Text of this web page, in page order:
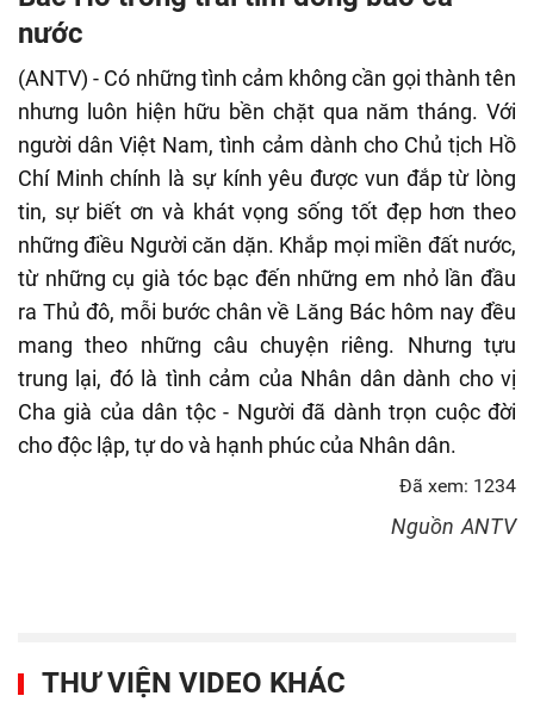
nước
(ANTV) - Có những tình cảm không cần gọi thành tên
nhưng luôn hiện hữu bền chặt qua năm tháng. Với
người dân Việt Nam, tình cảm dành cho Chủ tịch Hồ
Chí Minh chính là sự kính yêu được vun đắp từ lòng
tin, sự biết ơn và khát vọng sống tốt đẹp hơn theo
những điều Người căn dặn. Khắp mọi miền đất nước,
từ những cụ già tóc bạc đến những em nhỏ lần đầu
ra Thủ đô, mỗi bước chân về Lăng Bác hôm nay đều
mang theo những câu chuyện riêng. Nhưng tựu
trung lại, đó là tình cảm của Nhân dân dành cho vị
Cha già của dân tộc - Người đã dành trọn cuộc đời
cho độc lập, tự do và hạnh phúc của Nhân dân.
Đã xem: 1234
Nguồn ANTV
THƯ VIỆN VIDEO KHÁC